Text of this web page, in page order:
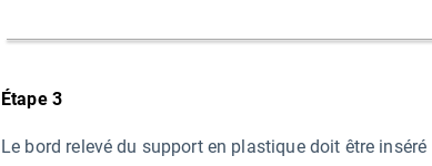
Étape 3
Le bord relevé du support en plastique doit être inséré